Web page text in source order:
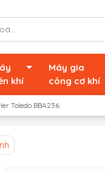
khí
Máy gia
công cơ khí
Toledo BBA236